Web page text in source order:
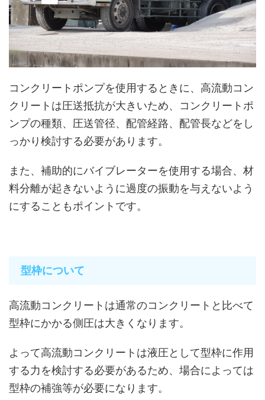
コンクリートポンプを使用するときに、高流動コン
クリートは圧送抵抗が大きいため、コンクリートポ
ンプの種類、圧送管径、配管経路、配管長などをし
っかり検討する必要があります。
また、補助的にバイブレーターを使用する場合、材
料分離が起きないように過度の振動を与えないよう
にすることもポイントです。
型枠について
高流動コンクリートは通常のコンクリートと比べて
型枠にかかる側圧は大きくなります。
よって高流動コンクリートは液圧として型枠に作用
する力を検討する必要があるため、場合によっては
型枠の補強等が必要になります。